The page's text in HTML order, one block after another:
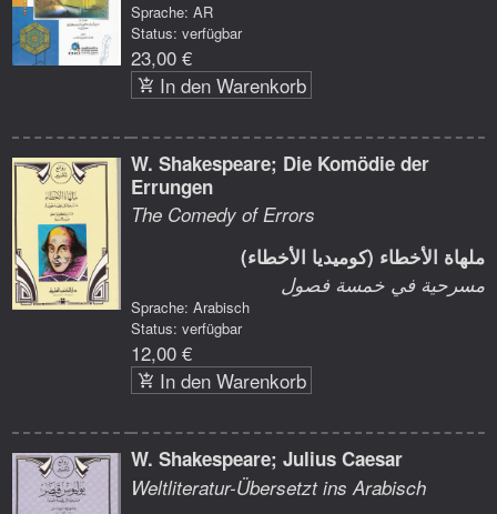
Sprache: AR
Status: verfügbar
23,00 €
In den Warenkorb
W. Shakespeare; Die Komödie der
Errungen
The Comedy of Errors
ملهاة الأخطاء (كوميديا الأخطاء)
مسرحية في خمسة فصول
Sprache: Arabisch
Status: verfügbar
12,00 €
In den Warenkorb
W. Shakespeare; Julius Caesar
Weltliteratur-Übersetzt ins Arabisch